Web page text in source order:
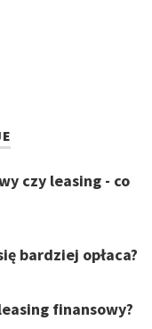
czy leasing - co
bardziej opłaca?
finansowy?